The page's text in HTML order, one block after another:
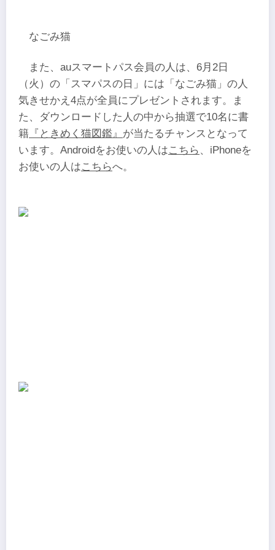
なごみ猫
また、auスマートパス会員の人は、6月2日
（火）の「スマパスの日」には「なごみ猫」の人
気きせかえ4点が全員にプレゼントされます。ま
た、ダウンロードした人の中から抽選で10名に書
籍 『ときめく猫図鑑』 が当たるチャンスとなって
います。Androidをお使いの人はこちら 、iPhoneを
お使いの人はこちらへ。